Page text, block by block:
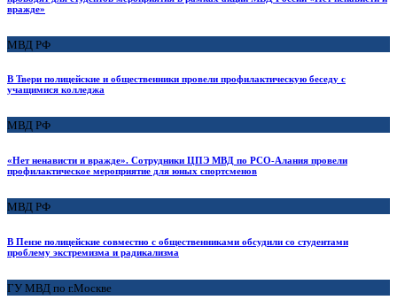
вражде»
МВД РФ
В Твери полицейские и общественники провели профилактическую беседу с
учащимися колледжа
МВД РФ
«Нет ненависти и вражде». Сотрудники ЦПЭ МВД по РСО-Алания провели
профилактическое мероприятие для юных спортсменов
МВД РФ
В Пензе полицейские совместно с общественниками обсудили со студентами
проблему экстремизма и радикализма
ГУ МВД по г.Москве